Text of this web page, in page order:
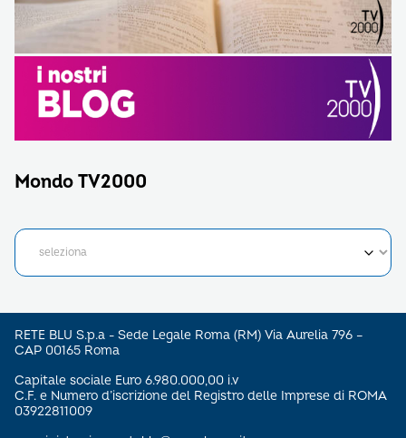
Mondo TV2000
RETE BLU S.p.a - Sede Legale Roma (RM) Via Aurelia 796 –
CAP 00165 Roma
Capitale sociale Euro 6.980.000,00 i.v
C.F. e Numero d’iscrizione del Registro delle Imprese di ROMA
03922811009